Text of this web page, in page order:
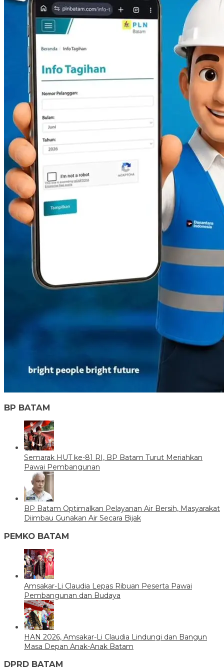
BP BATAM
Semarak HUT ke-81 RI, BP Batam Turut Meriahkan
Pawai Pembangunan
BP Batam Optimalkan Pelayanan Air Bersih, Masyarakat
Diimbau Gunakan Air Secara Bijak
PEMKO BATAM
Amsakar-Li Claudia Lepas Ribuan Peserta Pawai
Pembangunan dan Budaya
HAN 2026, Amsakar-Li Claudia Lindungi dan Bangun
Masa Depan Anak-Anak Batam
DPRD BATAM